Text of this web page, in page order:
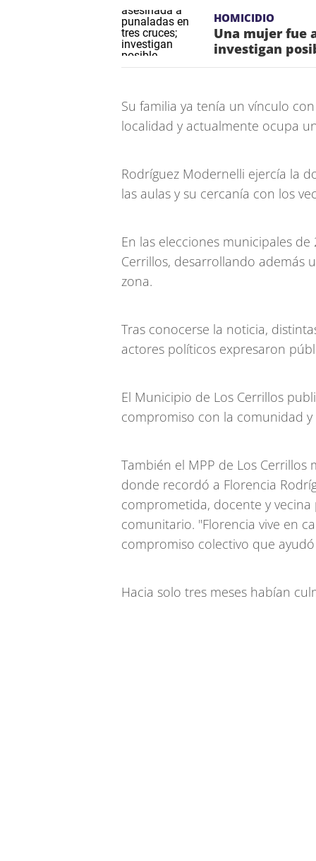
HOMICIDIO
Una mujer fue
investigan
Su familia ya tenía un vínculo
localidad y actualmente ocupa
Rodríguez Modernelli ejercía la
las aulas y su cercanía con los
En las elecciones municipales
Cerrillos, desarrollando además
zona.
Tras conocerse la noticia,
actores políticos expresaron
El Municipio de Los Cerrillos
compromiso con la comunidad
También el MPP de Los Cerrillos
donde recordó a Florencia
comprometida, docente y
comunitario. "Florencia vive en
compromiso colectivo que
Hacia solo tres meses habían